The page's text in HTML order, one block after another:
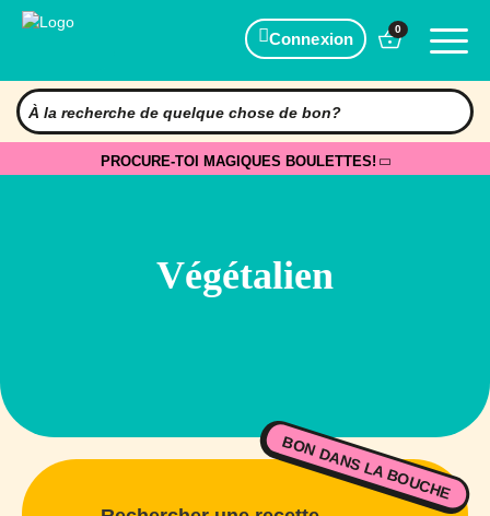
Connexion
0
PROCURE-TOI MAGIQUES BOULETTES!
Végétalien
BON DANS LA BOUCHE